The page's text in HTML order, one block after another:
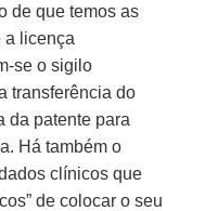
de que temos as
a licença
se o sigilo
transferência do
da patente para
Há também o
clínicos que
de colocar o seu